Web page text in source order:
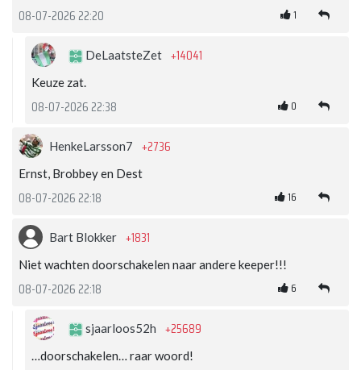
08-07-2026 22:20 1
DeLaatsteZet +14041
Keuze zat.
08-07-2026 22:38 0
HenkeLarsson7 +2736
Ernst, Brobbey en Dest
08-07-2026 22:18 16
Bart Blokker +1831
Niet wachten doorschakelen naar andere keeper!!!
08-07-2026 22:18 6
sjaarloos52h +25689
…doorschakelen… raar woord!